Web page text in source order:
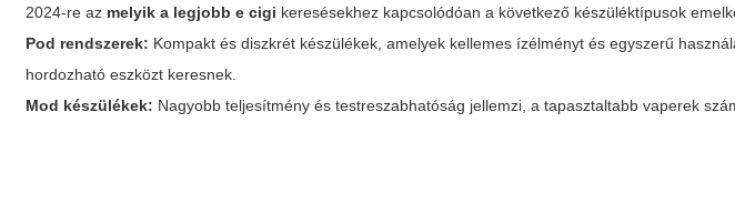
2024-re az melyik a legjobb e cigi keresésekhez kapcsolódóan a következő készüléktípusok
Pod rendszerek: Kompakt és diszkrét készülékek, amelyek kellemes ízélményt és egyszerű
hordozható eszközt keresnek.
Mod készülékek: Nagyobb teljesítmény és testreszabhatóság jellemzi, a tapasztaltabb vaperek